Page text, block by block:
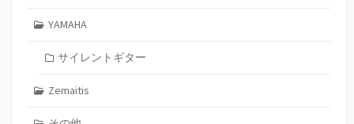
YAMAHA
サイレントギター
Zemaitis